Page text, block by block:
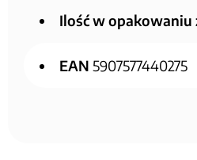
Ilość w opakowaniu
EAN 5907577440275